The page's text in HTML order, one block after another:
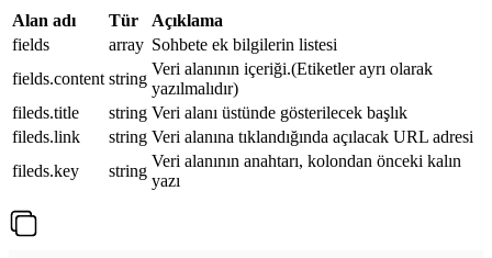
Alan adı Tür
Açıklama
fields
array Sohbete ek bilgilerin listesi
fields.content string
Veri alanının içeriği.(Etiketler ayrı olarak
yazılmalıdır)
fileds.title
string Veri alanı üstünde gösterilecek başlık
fileds.link
string Veri alanına tıklandığında açılacak URL adresi
fileds.key
string
Veri alanının anahtarı, kolondan önceki kalın
yazı